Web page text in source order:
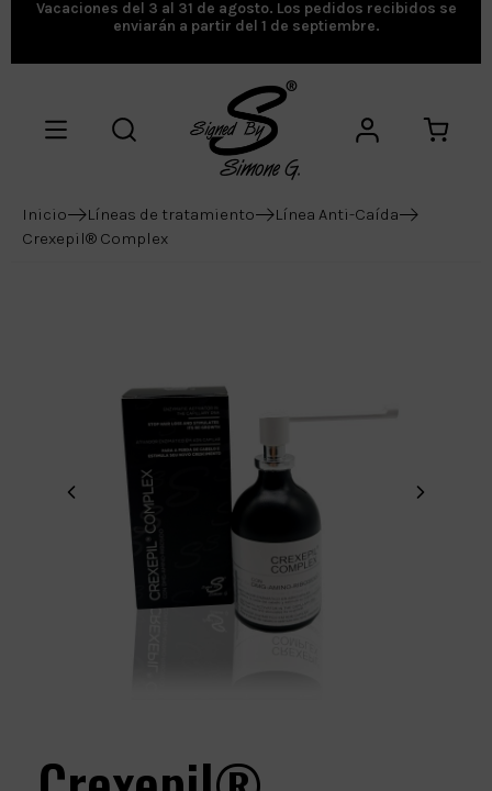
Vacaciones del 3 al 31 de agosto. Los pedidos recibidos se
enviarán a partir del 1 de septiembre.
Inicio Líneas de tratamiento
Línea Anti-Caída
Crexepil® Complex